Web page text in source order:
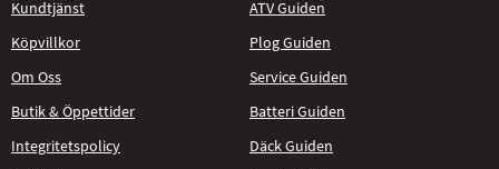
Kundtjänst
Köpvillkor
Om Oss
Butik & Öppettider
Integritetspolicy
ATV Guiden
Plog Guiden
Service Guiden
Batteri Guiden
Däck Guiden